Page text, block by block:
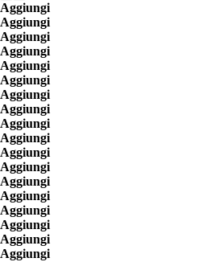
Aggiungi
Aggiungi
Aggiungi
Aggiungi
Aggiungi
Aggiungi
Aggiungi
Aggiungi
Aggiungi
Aggiungi
Aggiungi
Aggiungi
Aggiungi
Aggiungi
Aggiungi
Aggiungi
Aggiungi
Aggiungi